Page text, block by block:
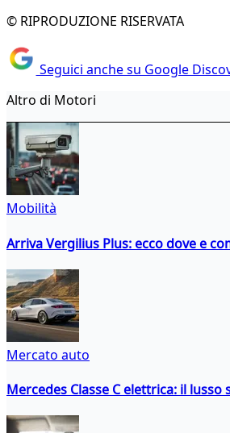
© RIPRODUZIONE RISERVATA
Seguici anche su Google
Altro di Motori
Mobilità
Arriva Vergilius Plus: ecco dove e
Mercato auto
Mercedes Classe C elettrica: il